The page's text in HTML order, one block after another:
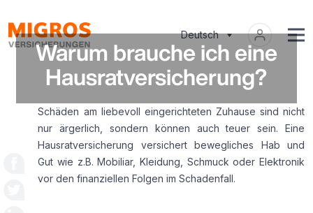
Deutsch
Warum brauche ich eine
Hausratversicherung?
Schäden am liebevoll eingerichteten Zuhause sind nicht
nur ärgerlich, sondern können auch teuer sein. Eine
Hausratversicherung versichert bewegliches Hab und
Gut wie z.B. Mobiliar, Kleidung, Schmuck oder Elektronik
vor den finanziellen Folgen im Schadenfall.